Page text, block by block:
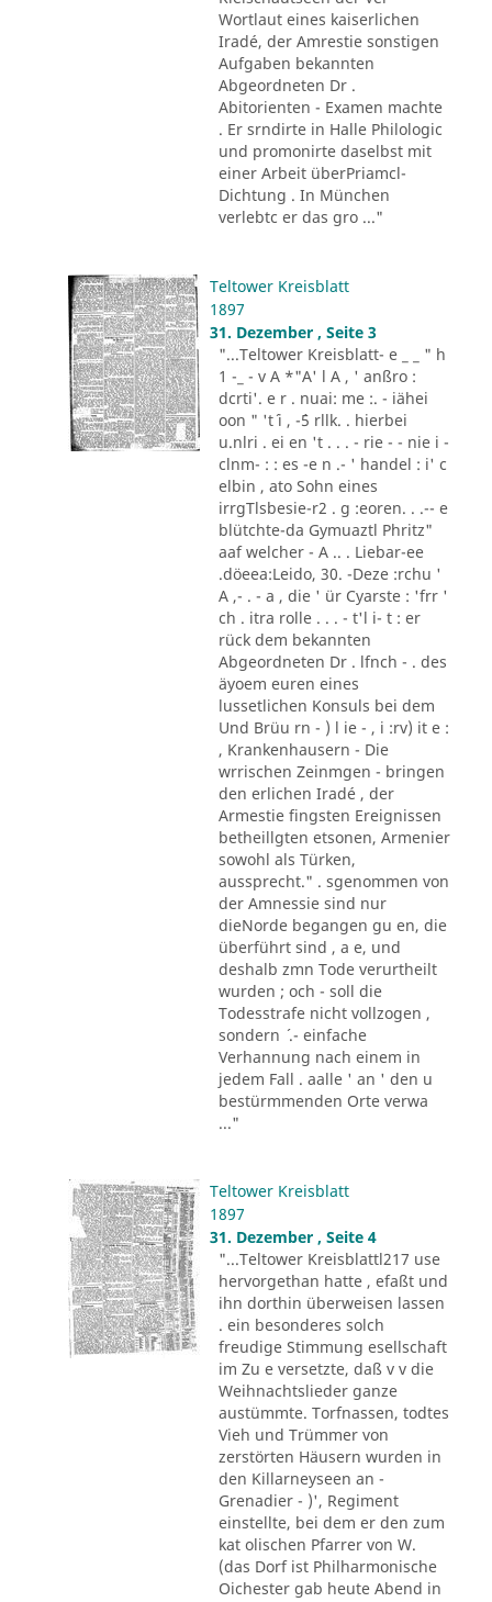
Wortlaut eines kaiserlichen
Iradé, der Amrestie sonstigen
Aufgaben bekannten
Abgeordneten Dr .
Abitorienten - Examen machte
. Er srndirte in Halle Philologic
und promonirte daselbst mit
einer Arbeit überPriamcl-
Dichtung . In München
verlebtc er das gro ..."
Teltower Kreisblatt
1897
31. Dezember , Seite 3
"...Teltower Kreisblatt- e _ _ " h
1 -_ - v A *"A' l A , ' anßro :
dcrti'. e r . nuai: me :. - iähei
oon " 't´ i , -´5 rllk. . hierbei
u.nlri . ei en 't . . . - rie - - nie i -
clnm- : : es -e n .- ' handel : i' c
elbin , ato Sohn eines
irrgTlsbesie-r2 . g :eoren. . .-- e
blütchte-da Gymuaztl Phritz"
aaf welcher - A .. . Liebar-ee
.döeea:Leido, 30. -Deze :rchu '
A ,- . - a , die ' ür Cyarste : 'frr '
ch . itra rolle . . . - t'l i- t : er
rück dem bekannten
Abgeordneten Dr . lfnch - . des
äyoem euren eines
lussetlichen Konsuls bei dem
Und Brüu rn - ) l ie - , i :rv) it e :
, Krankenhausern - Die
wrrischen Zeinmgen - bringen
den erlichen Iradé , der
Armestie fingsten Ereignissen
betheillgten etsonen, Armenier
sowohl als Türken,
aussprecht." . sgenommen von
der Amnessie sind nur
dieNorde begangen gu en, die
überführt sind , a e, und
deshalb zmn Tode verurtheilt
wurden ; och - soll die
Todesstrafe nicht vollzogen ,
sondern ´ .- einfache
Verhannung nach einem in
jedem Fall . aalle ' an ' den u
bestürmmenden Orte verwa
..."
Teltower Kreisblatt
1897
31. Dezember , Seite 4
"...Teltower Kreisblattl217 use
hervorgethan hatte , efaßt und
ihn dorthin überweisen lassen
. ein besonderes solch
freudige Stimmung esellschaft
im Zu e versetzte, daß v v die
Weihnachtslieder ganze
austümmte. Torfnassen, todtes
Vieh und Trümmer von
zerstörten Häusern wurden in
den Killarneyseen an -
Grenadier - )', Regiment
einstellte, bei dem er den zum
kat olischen Pfarrer von W.
(das Dorf ist Philharmonische
Oichester gab heute Abend in